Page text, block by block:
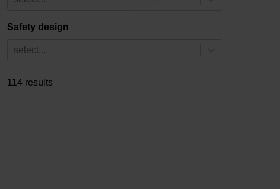
Safety design
select...
114 results